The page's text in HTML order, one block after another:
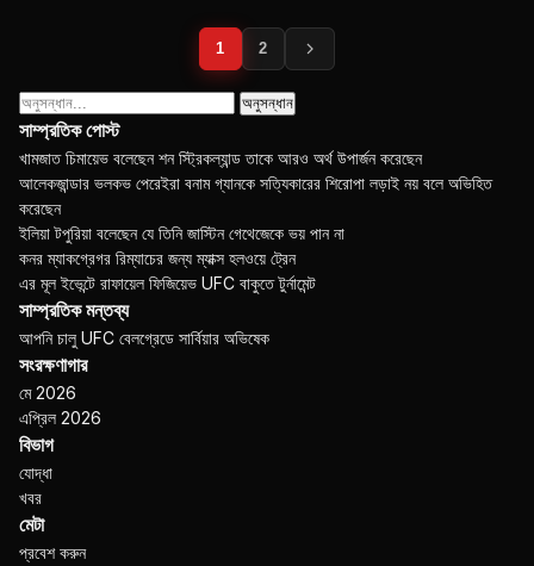
পোস্ট
পেজিনেশন
1 2
অনুসন্ধান:
সাম্প্রতিক পোস্ট
খামজাত চিমায়েভ বলেছেন শন স্ট্রিকল্যান্ড তাকে আরও অর্থ উপার্জন করেছেন
আলেকজান্ডার ভলকভ পেরেইরা বনাম গ্যানকে সত্যিকারের শিরোপা লড়াই নয় বলে অভিহিত
করেছেন
ইলিয়া টপুরিয়া বলেছেন যে তিনি জাস্টিন গেথেজেকে ভয় পান না
কনর ম্যাকগ্রেগর রিম্যাচের জন্য ম্যাক্স হলওয়ে ট্রেন
এর মূল ইভেন্টে রাফায়েল ফিজিয়েভ UFC বাকুতে টুর্নামেন্ট
সাম্প্রতিক মন্তব্য
আপনিচালু UFC বেলগ্রেডে সার্বিয়ার অভিষেক
সংরক্ষণাগার
মে 2026
এপ্রিল 2026
বিভাগ
যোদ্ধা
খবর
মেটা
প্রবেশ করুন